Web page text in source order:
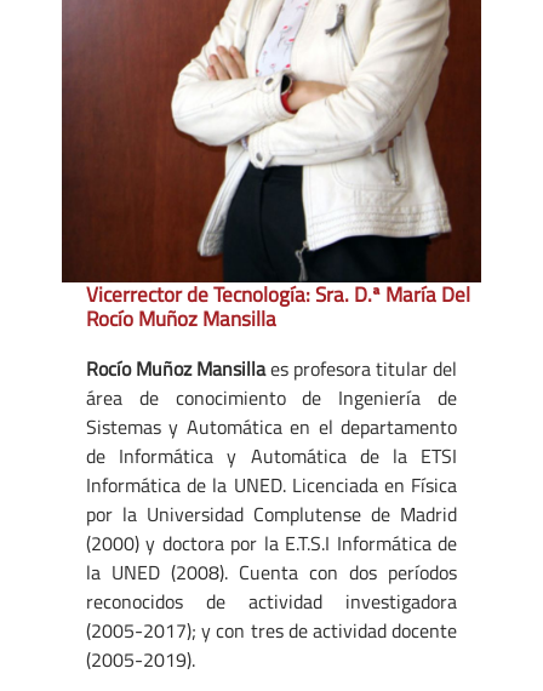
Vicerrector de Tecnología: Sra. D.ª María Del
Rocío Muñoz Mansilla
Rocío Muñoz Mansillaes profesora titular del
área de conocimiento de Ingeniería de
Sistemas y Automática en el departamento
de Informática y Automática de la ETSI
Informática de la UNED. Licenciada en Física
por la Universidad Complutense de Madrid
(2000) y doctora por la E.T.S.I Informática de
la UNED (2008). Cuenta con dos períodos
reconocidos de actividad investigadora
(2005-2017); y con tres de actividad docente
(2005-2019).